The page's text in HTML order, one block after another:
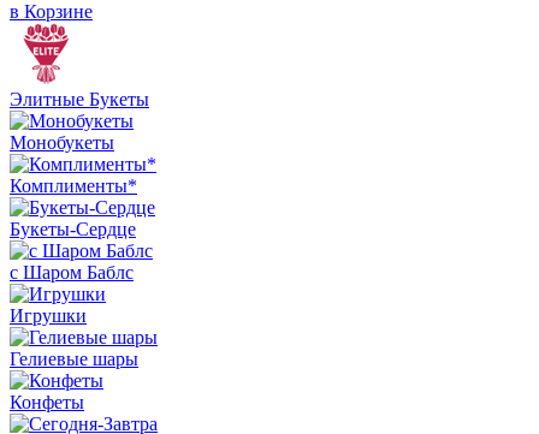
в Корзине
Элитные Букеты
Монобукеты
Комплименты*
Букеты-Сердце
с Шаром Баблс
Игрушки
Гелиевые шары
Конфеты